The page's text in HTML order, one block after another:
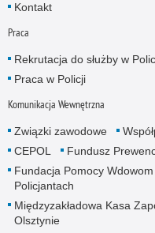
Kontakt
Praca
Rekrutacja do służby w
Praca w Policji
Komunikacja Wewnętrzna
Związki zawodowe
CEPOL
Fundusz
Fundacja Pomocy
Policjantach
Międzyzakładowa Kasa
Olsztynie